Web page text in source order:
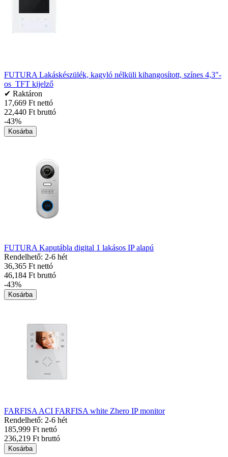
FUTURA Lakáskészülék, kagyló nélküli kihangosított, színes 4,3"-
os TFT kijelző
✔ Raktáron
17,669 Ft nettó
22,440 Ft bruttó
-43%
Kosárba
FUTURA Kaputábla digital 1 lakásos IP alapú
Rendelhető: 2-6 hét
36,365 Ft nettó
46,184 Ft bruttó
-43%
Kosárba
FARFISA ACI FARFISA white Zhero IP monitor
Rendelhető: 2-6 hét
185,999 Ft nettó
236,219 Ft bruttó
Kosárba